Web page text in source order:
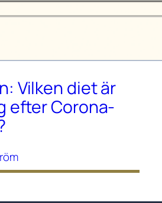
Vilken diet är
efter Corona-